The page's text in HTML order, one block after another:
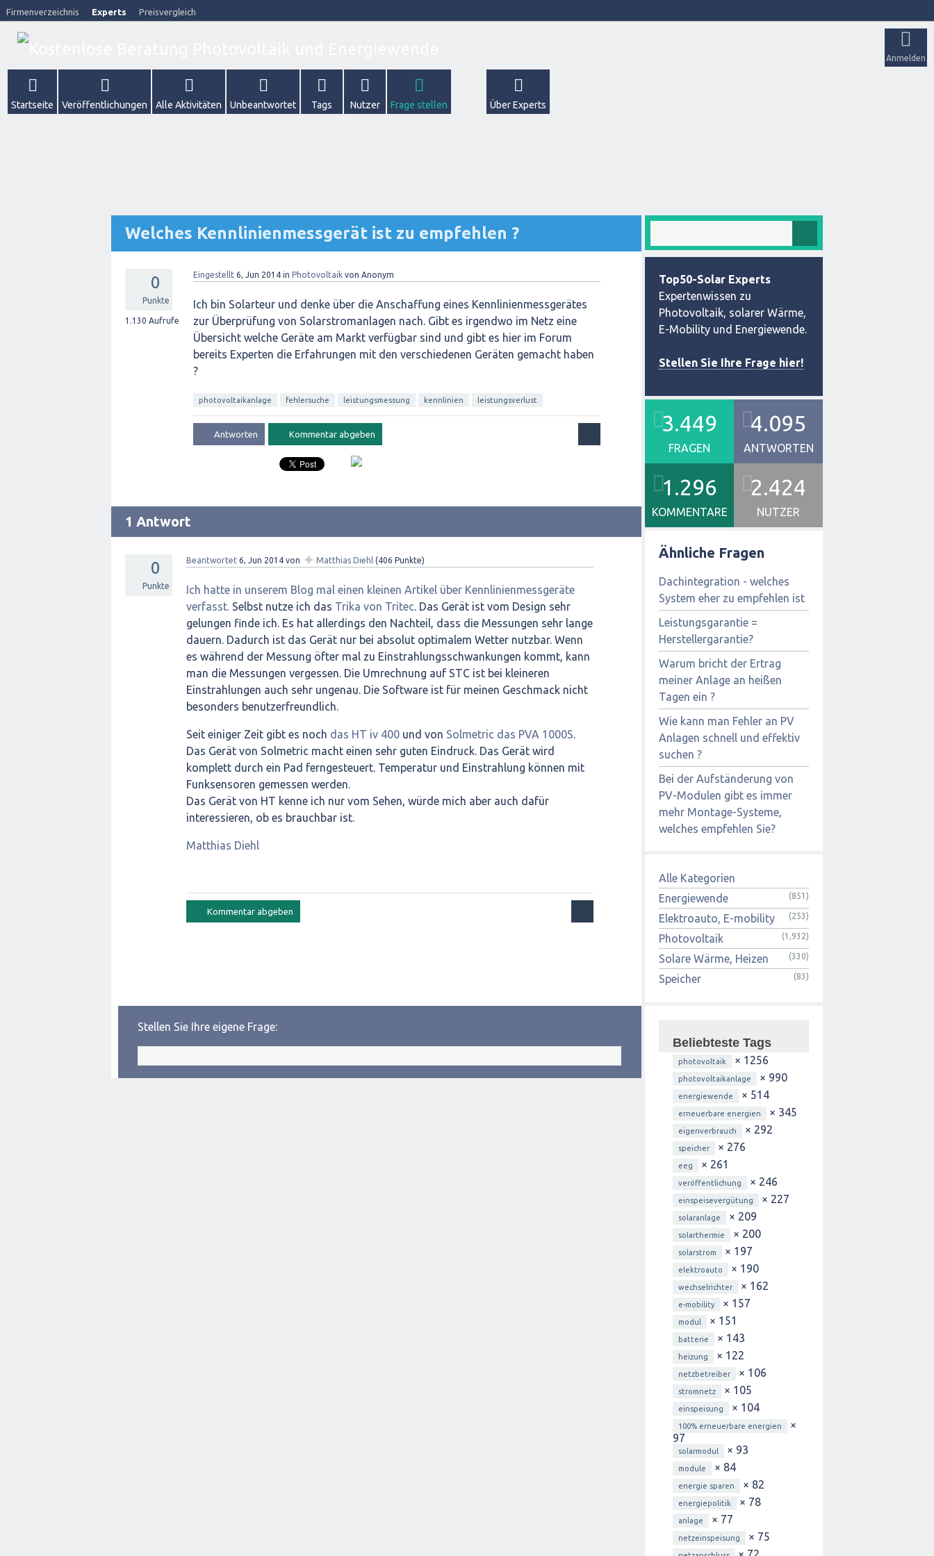
Firmenverzeichnis Experts Preisvergleich
Anmelden
Startseite Veröffentlichungen Alle Aktivitäten Unbeantwortet Tags Nutzer Frage stellen Über Experts
Welches Kennlinienmessgerät ist zu empfehlen ?
0
Punkte
1.130 Aufrufe
Eingestellt 6, Jun 2014 in Photovoltaik von Anonym
Ich bin Solarteur und denke über die Anschaffung eines Kennlinienmessgerätes
zur Überprüfung von Solarstromanlagen nach. Gibt es irgendwo im Netz eine
Übersicht welche Geräte am Markt verfügbar sind und gibt es hier im Forum
bereits Experten die Erfahrungen mit den verschiedenen Geräten gemacht haben
?
photovoltaikanlage fehlersuche leistungsmessung kennlinien leistungsverlust
1 Antwort
0
Punkte
Beantwortet 6, Jun 2014 von ✦ Matthias Diehl (406 Punkte)
Ich hatte in unserem Blog mal einen kleinen Artikel über Kennlinienmessgeräte
verfasst. Selbst nutze ich das Trika von Tritec. Das Gerät ist vom Design sehr
gelungen finde ich. Es hat allerdings den Nachteil, dass die Messungen sehr lange
dauern. Dadurch ist das Gerät nur bei absolut optimalem Wetter nutzbar. Wenn
es während der Messung öfter mal zu Einstrahlungsschwankungen kommt, kann
man die Messungen vergessen. Die Umrechnung auf STC ist bei kleineren
Einstrahlungen auch sehr ungenau. Die Software ist für meinen Geschmack nicht
besonders benutzerfreundlich.
Seit einiger Zeit gibt es noch das HT iv 400 und von Solmetric das PVA 1000S.
Das Gerät von Solmetric macht einen sehr guten Eindruck. Das Gerät wird
komplett durch ein Pad ferngesteuert. Temperatur und Einstrahlung können mit
Funksensoren gemessen werden.
Das Gerät von HT kenne ich nur vom Sehen, würde mich aber auch dafür
interessieren, ob es brauchbar ist.
Matthias Diehl
Stellen Sie Ihre eigene Frage:
Top50-Solar Experts
Expertenwissen zu
Photovoltaik, solarer Wärme,
E-Mobility und Energiewende.
Stellen Sie Ihre Frage hier!
3.449
FRAGEN
4.095
ANTWORTEN
1.296
KOMMENTARE
2.424
NUTZER
Ähnliche Fragen
Dachintegration - welches
System eher zu empfehlen ist
Leistungsgarantie =
Herstellergarantie?
Warum bricht der Ertrag
meiner Anlage an heißen
Tagen ein ?
Wie kann man Fehler an PV
Anlagen schnell und effektiv
suchen ?
Bei der Aufständerung von
PV-Modulen gibt es immer
mehr Montage-Systeme,
welches empfehlen Sie?
Alle Kategorien
Energiewende
(851)
Elektroauto, E-mobility (253)
Photovoltaik (1,932)
Solare Wärme, Heizen (330)
Speicher (83)
Beliebteste Tags
photovoltaik × 1256
photovoltaikanlage × 990
energiewende × 514
erneuerbare energien × 345
eigenverbrauch × 292
speicher × 276
eeg × 261
veröffentlichung × 246
einspeisevergütung × 227
solaranlage × 209
solarthermie × 200
solarstrom × 197
elektroauto × 190
wechselrichter × 162
e-mobility × 157
modul × 151
batterie × 143
heizung × 122
netzbetreiber × 106
stromnetz × 105
einspeisung × 104
100% erneuerbare energien
×
97
solarmodul × 93
module × 84
energie sparen × 82
energiepolitik × 78
anlage × 77
netzeinspeisung × 75